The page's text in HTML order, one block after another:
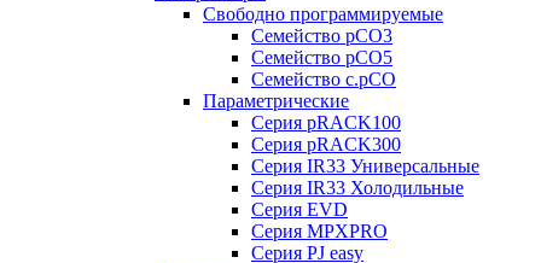
Свободно программируемые
Семейство pCO3
Семейство pCO5
Семейство c.pCO
Параметрические
Серия pRACK100
Серия pRACK300
Серия IR33 Универсальные
Серия IR33 Холодильные
Серия EVD
Серия MPXPRO
Серия PJ easy